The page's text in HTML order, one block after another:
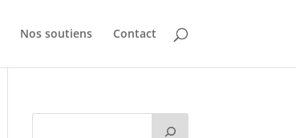
Nos soutiens Contact